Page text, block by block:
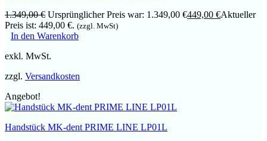
1.349,00€ Ursprünglicher Preis war: 1.349,00 €449,00 €Aktueller
Preis ist: 449,00 €. (zzgl. MwSt)
In den Warenkorb
exkl. MwSt.
zzgl. Versandkosten
Angebot!
Handstück MK-dent PRIME LINE LP01L